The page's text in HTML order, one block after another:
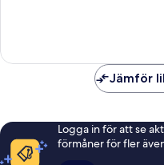
Jämför
Logga in för att se
förmåner för fler